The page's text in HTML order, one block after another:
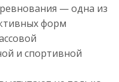
— одна из
форм
и спортивной